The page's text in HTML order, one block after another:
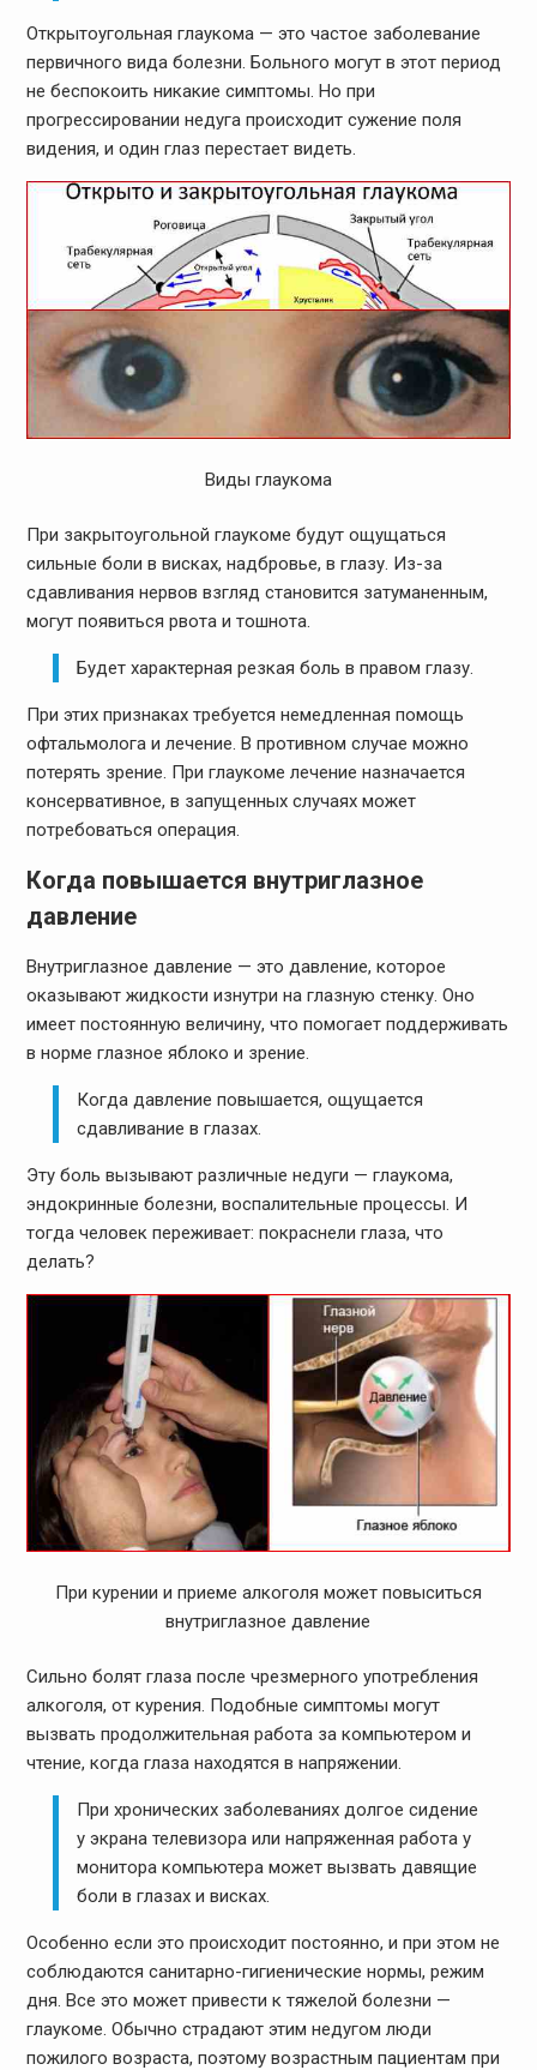
Открытоугольная глаукома — это частое заболевание
первичного вида болезни. Больного могут в этот период
не беспокоить никакие симптомы. Но при
прогрессировании недуга происходит сужение поля
видения, и один глаз перестает видеть.
Виды глаукома
При закрытоугольной глаукоме будут ощущаться
сильные боли в висках, надбровье, в глазу. Из-за
сдавливания нервов взгляд становится затуманенным,
могут появиться рвота и тошнота.
Будет характерная резкая боль в правом глазу.
При этих признаках требуется немедленная помощь
офтальмолога и лечение. В противном случае можно
потерять зрение. При глаукоме лечение назначается
консервативное, в запущенных случаях может
потребоваться операция.
Когда повышается внутриглазное
давление
Внутриглазное давление — это давление, которое
оказывают жидкости изнутри на глазную стенку. Оно
имеет постоянную величину, что помогает поддерживать
в норме глазное яблоко и зрение.
Когда давление повышается, ощущается
сдавливание в глазах.
Эту боль вызывают различные недуги — глаукома,
эндокринные болезни, воспалительные процессы. И
тогда человек переживает: покраснели глаза, что
делать?
При курении и приеме алкоголя может повыситься
внутриглазное давление
Сильно болят глаза после чрезмерного употребления
алкоголя, от курения. Подобные симптомы могут
вызвать продолжительная работа за компьютером и
чтение, когда глаза находятся в напряжении.
При хронических заболеваниях долгое сидение
у экрана телевизора или напряженная работа у
монитора компьютера может вызвать давящие
боли в глазах и висках.
Особенно если это происходит постоянно, и при этом не
соблюдаются санитарно-гигиенические нормы, режим
дня. Все это может привести к тяжелой болезни —
глаукоме. Обычно страдают этим недугом люди
пожилого возраста, поэтому возрастным пациентам при